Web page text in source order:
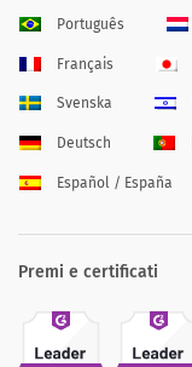
Português
Français
Svenska
Deutsch
Español / España
Premi e certificati